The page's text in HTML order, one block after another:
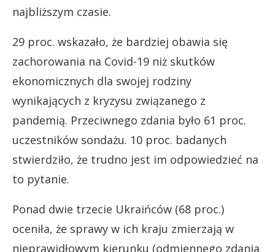
najbliższym czasie.
29 proc. wskazało, że bardziej obawia się
zachorowania na Covid-19 niż skutków
ekonomicznych dla swojej rodziny
wynikających z kryzysu związanego z
pandemią. Przeciwnego zdania było 61 proc.
uczestników sondażu. 10 proc. badanych
stwierdziło, że trudno jest im odpowiedzieć na
to pytanie.
Ponad dwie trzecie Ukraińców (68 proc.)
oceniła, że sprawy w ich kraju zmierzają w
nieprawidłowym kierunku (odmiennego zdania